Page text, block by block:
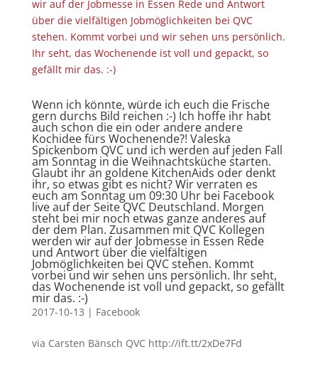
Wenn ich könnte, würde ich euch die Frische
gern durchs Bild reichen :-) Ich hoffe ihr habt
auch schon die ein oder andere andere
Kochidee fürs Wochenende?! Valeska
Spickenbom QVC und ich werden auf jeden Fall
am Sonntag in die Weihnachtsküche starten.
Glaubt ihr an goldene KitchenAids oder denkt
ihr, so etwas gibt es nicht? Wir verraten es
euch am Sonntag um 09:30 Uhr bei Facebook
live auf der Seite QVC Deutschland. Morgen
steht bei mir noch etwas ganze anderes auf
der dem Plan. Zusammen mit QVC Kollegen
werden wir auf der Jobmesse in Essen Rede
und Antwort über die vielfältigen
Jobmöglichkeiten bei QVC stehen. Kommt
vorbei und wir sehen uns persönlich. Ihr seht,
das Wochenende ist voll und gepackt, so gefällt
mir das. :-)
2017-10-13 | Facebook
via Carsten Bänsch QVC http://ift.tt/2xDe7Fd